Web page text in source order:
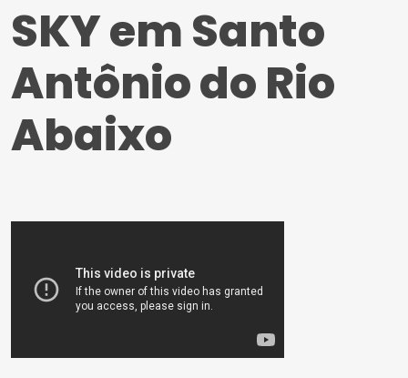
SKY em Santo
Antônio do Rio
Abaixo